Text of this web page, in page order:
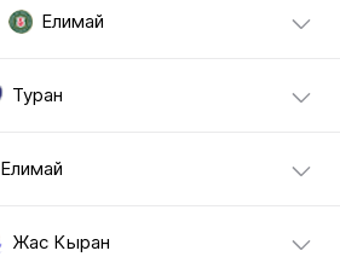
Елимай
Туран
Елимай
Жас Кыран